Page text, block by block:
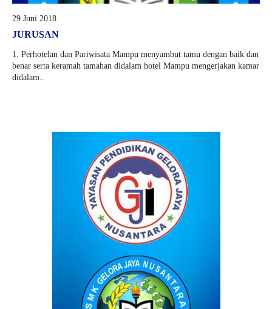
29 Juni 2018
JURUSAN
1. Perhotelan dan Pariwisata Mampu menyambut tamu dengan baik dan
benar serta keramah tamahan didalam hotel Mampu mengerjakan kamar
didalam..